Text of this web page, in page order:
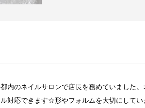
都内のネイルサロンで店長を務めていました
ル対応できます☆形やフォルムを大切にしてい